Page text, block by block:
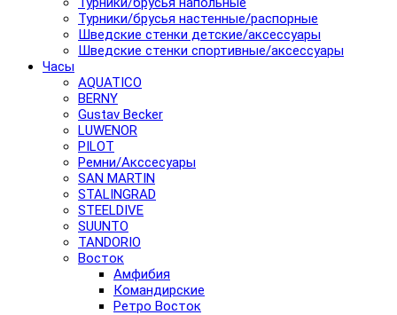
Турники/брусья настенные/распорные
Шведские стенки детские/аксессуары
Шведские стенки спортивные/аксессуары
Часы
AQUATICO
BERNY
Gustav Becker
LUWENOR
PILOT
Pемни/Акссесуары
SAN MARTIN
STALINGRAD
STEELDIVE
SUUNTO
TANDORIO
Восток
Амфибия
Командирские
Ретро Восток